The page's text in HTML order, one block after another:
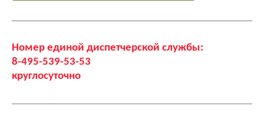
Номер единой диспетчерской службы:
8-495-539-53-53
круглосуточно